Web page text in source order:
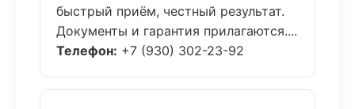
быстрый приём, честный результат.
Документы и гарантия прилагаются....
Телефон: +7 (930) 302-23-92